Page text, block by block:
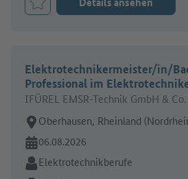
Job merken
Elektrotechnikermeister/in/
Professional im
IFÜREL EMSR-Technik GmbH & Co.
Arbeitsort:
Oberhausen, Rheinland
Online seit:
06.08.2026
Branche:
Elektrotechnikberufe